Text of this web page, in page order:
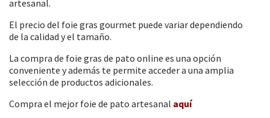
artesanal.
El precio del foie gras gourmet puede variar dependiendo
de la calidad y el tamaño.
La compra de foie gras de pato online es una opción
conveniente y además te permite acceder a una amplia
selección de productos adicionales.
Compra el mejor foie de pato artesanal aquí